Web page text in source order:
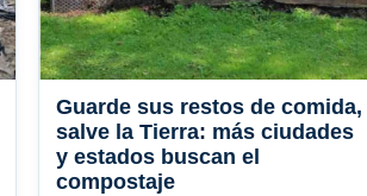
Guarde sus restos de comida,
salve la Tierra: más ciudades
y estados buscan el
compostaje